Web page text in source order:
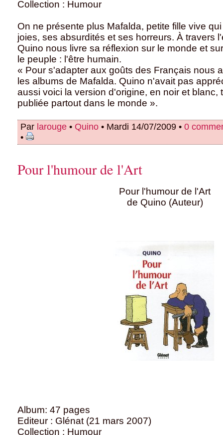
Collection : Humour
On ne présente plus Mafalda, petite fille vive
joies, ses absurdités et ses horreurs. À travers
Quino nous livre sa réflexion sur le monde et
le peuple : l'être humain.
« Pour s'adapter aux goûts des Français nous
les albums de Mafalda. Quino n'avait pas
aussi voici la version d'origine, en noir et blanc,
publiée partout dans le monde ».
Par larouge • Quino • Mardi 14/07/2009 • 0
•
Pour l'humour de l'Art
Pour l'humour de l'Art
de Quino (Auteur)
Album: 47 pages
Editeur : Glénat (21 mars 2007)
Collection : Humour